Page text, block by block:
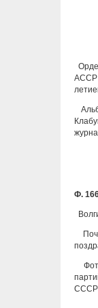
АССР
Ф.
СССР